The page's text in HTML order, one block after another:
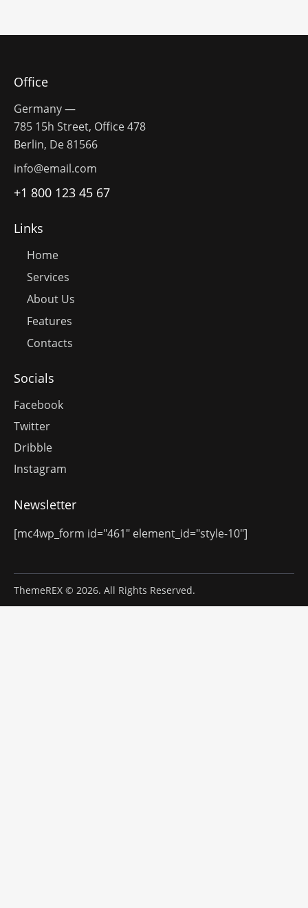
Office
Germany —
785 15h Street, Office 478
Berlin, De 81566
info@email.com
+1 800 123 45 67
Links
Home
Services
About Us
Features
Contacts
Socials
Facebook
Twitter
Dribble
Instagram
Newsletter
[mc4wp_form id="461" element_id="style-10"]
ThemeREX © 2026. All Rights Reserved.